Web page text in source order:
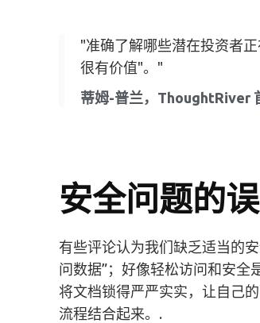
"准确了解哪些潜在投资者
很有价值"。"
蒂姆-普兰，ThoughtRiver
安全问题的
有些评论认为我们缺乏适当的
问数据”；好像轻松访问和安全
将文档锁得严严实实，让自己
流程结合起来。.